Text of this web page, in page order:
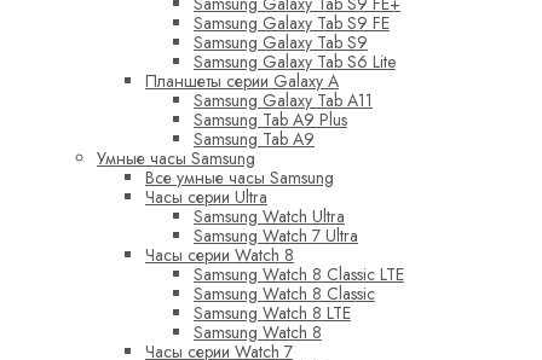
Samsung Galaxy Tab S9 FE
Samsung Galaxy Tab S9
Samsung Galaxy Tab S6 Lite
Планшеты серии Galaxy A
Samsung Galaxy Tab A11
Samsung Tab A9 Plus
Samsung Tab A9
Умные часы Samsung
Все умные часы Samsung
Часы серии Ultra
Samsung Watch Ultra
Samsung Watch 7 Ultra
Часы серии Watch 8
Samsung Watch 8 Classic LTE
Samsung Watch 8 Classic
Samsung Watch 8 LTE
Samsung Watch 8
Часы серии Watch 7